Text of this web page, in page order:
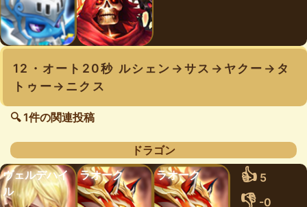
12・オート20秒 ルシェン→サス→ヤクー→タ
トゥー→ニクス
🔍 1件の関連投稿
ドラゴン
ヴェルデハイ
ル
ラオーク ラオーク 👍 5
👎 -0